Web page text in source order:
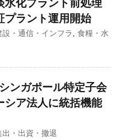
水化プラント前処理
プラント運用開始
設・通信・インフラ, 食糧・水
ンガポール特定子会
シア法人に統括機能
出・出資・撤退